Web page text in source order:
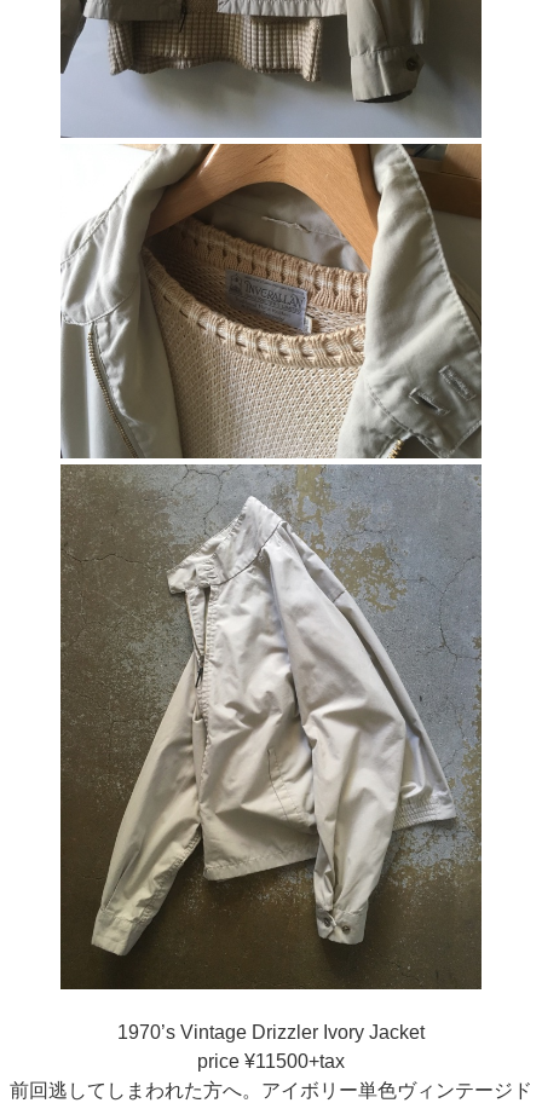
1970’s Vintage Drizzler Ivory Jacket
price ¥11500+tax
前回逃してしまわれた方へ。アイボリー単色ヴィンテージド